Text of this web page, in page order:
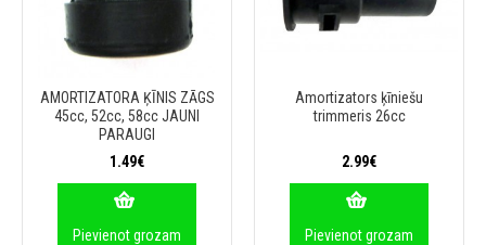
AMORTIZATORA ĶĪNIS ZĀGS
45cc, 52cc, 58cc JAUNI
PARAUGI
1.49€
Pievienot grozam
Amortizators ķīniešu
trimmeris 26cc
2.99€
Pievienot grozam